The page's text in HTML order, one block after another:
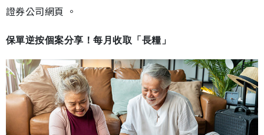
證券公司網頁 。
保單逆按個案分享！每月收取「長糧」